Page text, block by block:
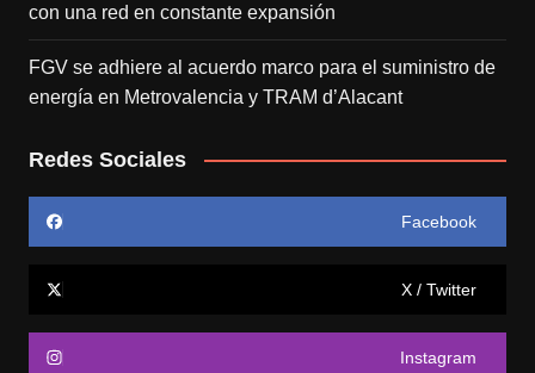
con una red en constante expansión
FGV se adhiere al acuerdo marco para el suministro de
energía en Metrovalencia y TRAM d’Alacant
Redes Sociales
Facebook
X / Twitter
Instagram